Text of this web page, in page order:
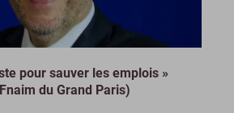
pour sauver les emplois »
du Grand Paris)